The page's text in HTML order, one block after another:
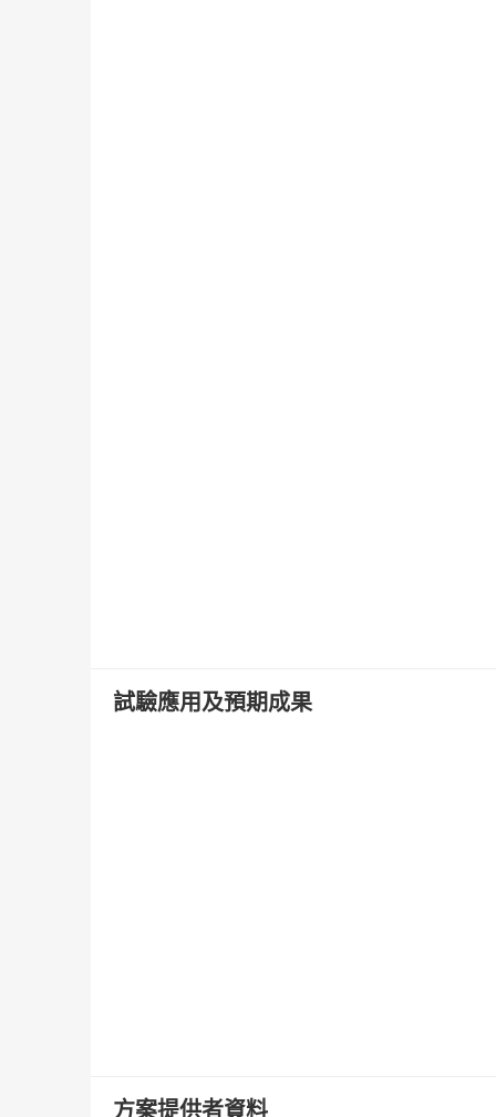
試驗應用及預期成果
方案提供者資料